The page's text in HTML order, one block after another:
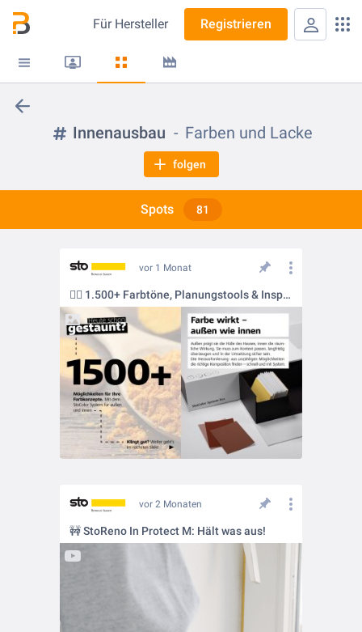
Für Hersteller Registrieren
Innenausbau Farben und Lacke
folgen
Spots 81
vor 1 Monat
🏳️‍🌈 1.500+ Farbtöne, Planungstools & Inspiration
vor 2 Monaten
🚧 StoReno In Protect M: Hält was aus!